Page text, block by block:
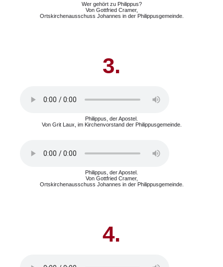
Wer gehört zu Philippus?
Von Gottfried Cramer,
Ortskirchenausschuss Johannes in der Philippusgemeinde.
3.
Philippus, der Apostel.
Von Grit Laux, im Kirchenvorstand der Philippusgemeinde.
Philippus, der Apostel.
Von Gottfried Cramer,
Ortskirchenausschuss Johannes in der Philippusgemeinde.
4.